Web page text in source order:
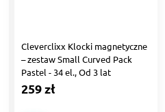
Cleverclixx Klocki magnetyczne
– zestaw Small Curved Pack
Pastel - 34 el., Od 3 lat
259 zł